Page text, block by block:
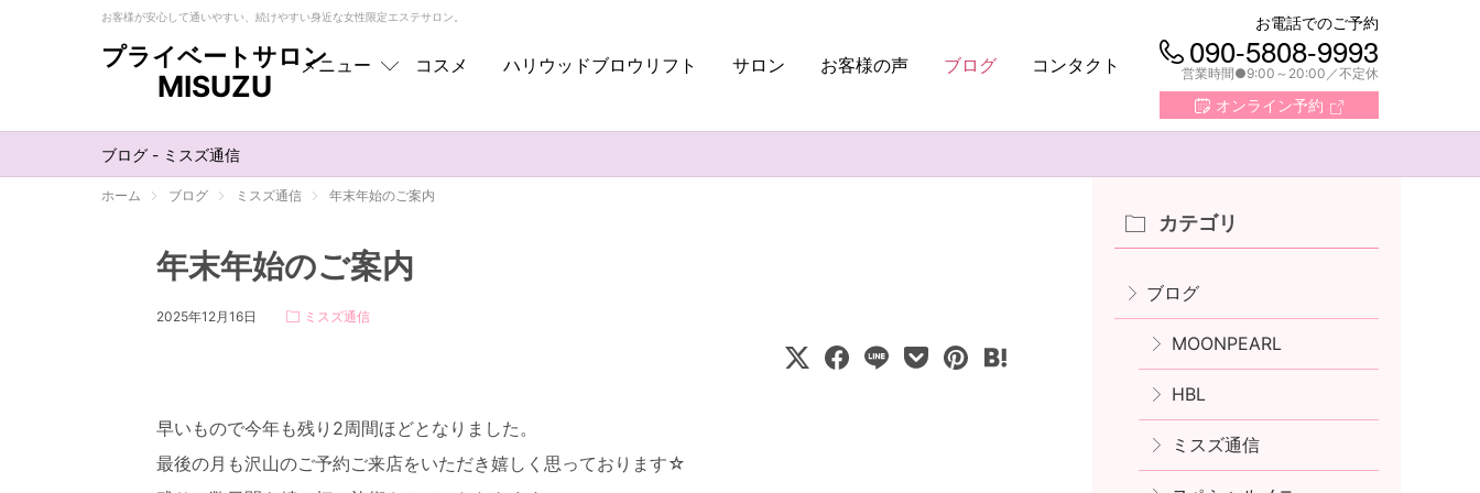
お客様が安心して通いやすい、続けやすい身近な女性限定エステサロン。
プライベートサロン
MISUZU
メニュー
フェイシャル
EMS
オプション
コスメ ハリウッドブロウリフト サロン お客様の声 ブログ コンタクト
お電話でのご予約
090-5808-9993
営業時間●9:00～20:00 不定休
オンライン予約
ブログ - ミスズ通信
ホーム ブログ ミスズ通信 年末年始のご案内
年末年始のご案内
2025年12月16日 ミスズ通信
早いもので今年も残り2周間ほどとなりました。
最後の月も沢山のご予約ご来店をいただき嬉しく思っております☆
カテゴリ
ブログ
MOONPEARL
HBL
ミスズ通信